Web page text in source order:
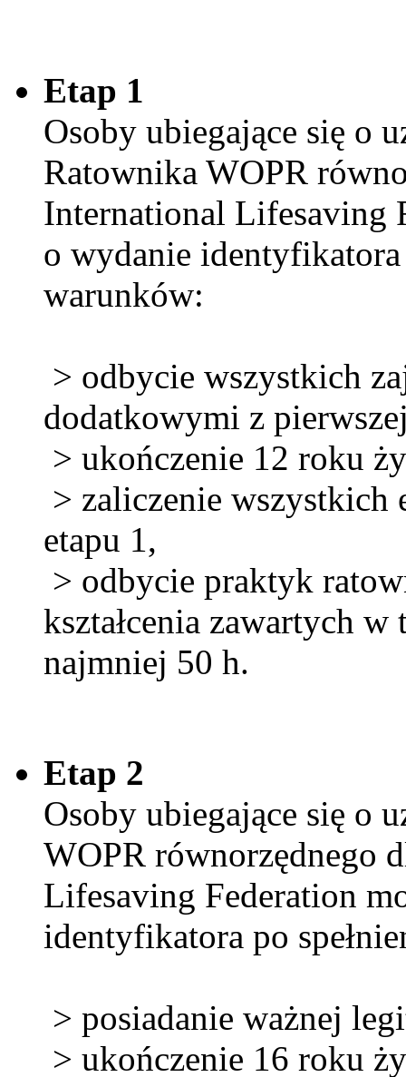
Etap 1
Osoby ubiegające się o
Ratownika WOPR
International Lifesaving
o wydanie identyfikatora
warunków:
> odbycie wszystkich
dodatkowymi z
> ukończenie 12 roku
> zaliczenie wszystkich
etapu 1,
> odbycie praktyk
kształcenia zawartych
najmniej 50 h.
Etap 2
Osoby ubiegające się o
WOPR równorzędnego
Lifesaving Federation
identyfikatora po
> posiadanie ważnej
> ukończenie 16 roku